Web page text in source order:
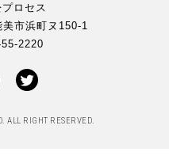
ロセス
市浜町ヌ150-1
2220
ALL RIGHT RESERVED.